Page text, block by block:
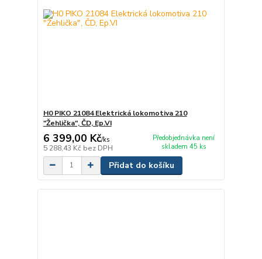
H0 PIKO 21084 Elektrická lokomotiva 210
"Žehlička", ČD, Ep.VI
6 399,00 Kč/ks
5 288,43 Kč bez DPH
Předobjednávka není
skladem 45 ks
Přidat do košíku